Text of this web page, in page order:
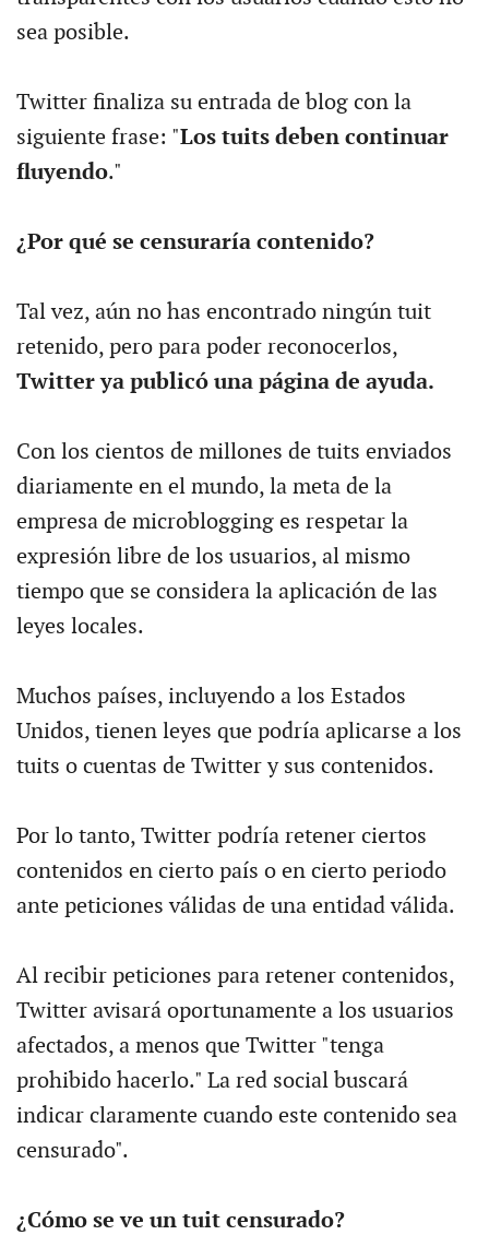
sea posible.
Twitter finaliza su entrada de blog con la
siguiente frase: "Los tuits deben continuar
fluyendo."
¿Por qué se censuraría contenido?
Tal vez, aún no has encontrado ningún tuit
retenido, pero para poder reconocerlos,
Twitter ya publicó una página de ayuda.
Con los cientos de millones de tuits enviados
diariamente en el mundo, la meta de la
empresa de microblogging es respetar la
expresión libre de los usuarios, al mismo
tiempo que se considera la aplicación de las
leyes locales.
Muchos países, incluyendo a los Estados
Unidos, tienen leyes que podría aplicarse a los
tuits o cuentas de Twitter y sus contenidos.
Por lo tanto, Twitter podría retener ciertos
contenidos en cierto país o en cierto periodo
ante peticiones válidas de una entidad válida.
Al recibir peticiones para retener contenidos,
Twitter avisará oportunamente a los usuarios
afectados, a menos que Twitter "tenga
prohibido hacerlo." La red social buscará
indicar claramente cuando este contenido sea
censurado".
¿Cómo se ve un tuit censurado?